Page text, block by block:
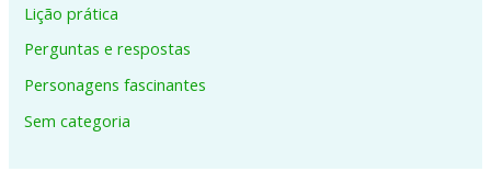
Lição prática
Perguntas e respostas
Personagens fascinantes
Sem categoria